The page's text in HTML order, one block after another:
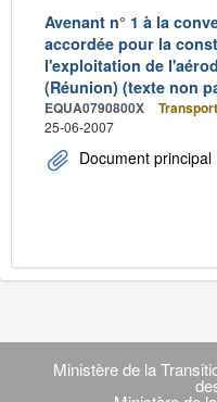
Avenant n° 1 à la
accordée pour la
l'exploitation de
(Réunion) (texte non
EQUA0790800X
25-06-2007
Document principal
Navigation
transverse
Ministère de la